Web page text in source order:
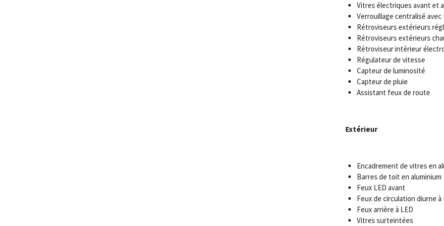
Vitres électriques avant et
Verrouillage centralisé
Rétroviseurs extérieurs
Rétroviseurs extérieurs
Rétroviseur intérieur
Régulateur de vitesse
Capteur de luminosité
Capteur de pluie
Assistant feux de route
Extérieur
Encadrement de vitres en
Barres de toit en aluminium
Feux LED avant
Feux de circulation diurne à
Feux arrière à LED
Vitres surteintées